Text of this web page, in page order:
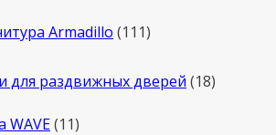
Armadillo 111111
для раздвижных дверей 1818
WAVE 1111